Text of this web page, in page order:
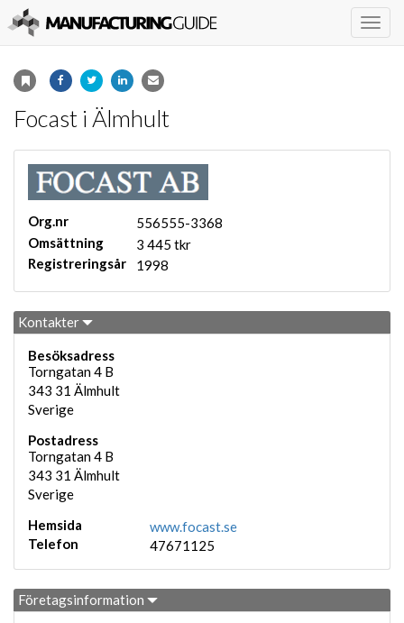
Focast i Älmhult
Org.nr
556555-3368
Omsättning
3 445 tkr
Registreringsår
1998
Kontakter
Besöksadress
Torngatan 4 B
343 31 Älmhult
Sverige
Postadress
Torngatan 4 B
343 31 Älmhult
Sverige
Hemsida
www.focast.se
Telefon
47671125
Företagsinformation